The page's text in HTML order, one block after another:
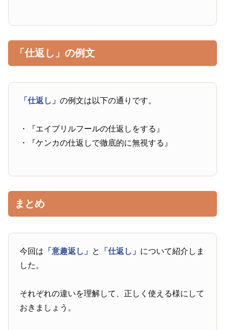
「仕返し」の例文
「仕返し」の例文は以下の通りです。
・『エイプリルフールの仕返しをする』
・『ケンカの仕返しで徹底的に無視する』
まとめ
今回は 「意趣返し」 と 「仕返し」 について紹介しま
した。
それぞれの違いを理解して、正しく使える様にして
おきましょう。